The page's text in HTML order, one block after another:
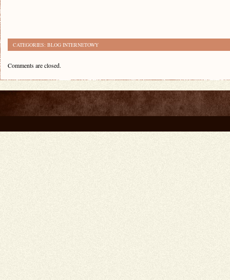
CATEGORIES: BLOG INTERNETOWY
Comments are closed.